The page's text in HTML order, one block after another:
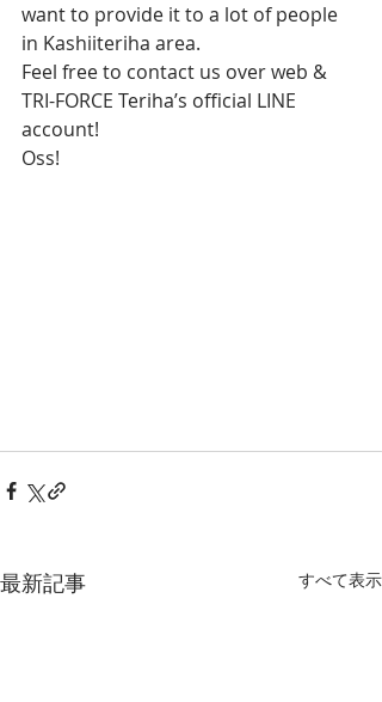
want to provide it to a lot of people
in Kashiiteriha area.
Feel free to contact us over web &
TRI-FORCE Teriha’s official LINE
account!
Oss!
最新記事 すべて表示